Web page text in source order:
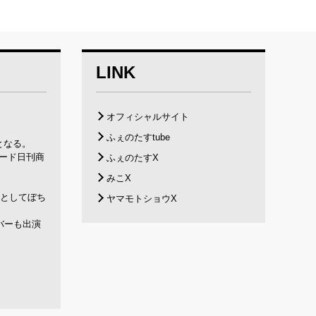
る。
ド日刊商
してぼち
ーも出演
LINK
オフィシャルサイト
ふぇのたすtube
ふぇのたすX
みこX
ヤマモトショウX